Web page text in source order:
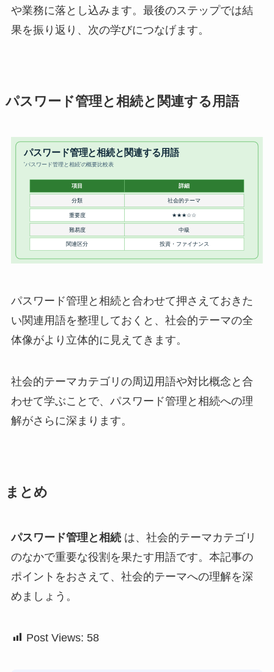
や業務に落とし込みます。最後のステップでは結
果を振り返り、次の学びにつなげます。
パスワード管理と相続と関連する用語
パスワード管理と相続と合わせて押さえておきた
い関連用語を整理しておくと、社会的テーマの全
体像がより立体的に見えてきます。
社会的テーマカテゴリの周辺用語や対比概念と合
わせて学ぶことで、パスワード管理と相続への理
解がさらに深まります。
まとめ
パスワード管理と相続は、社会的テーマカテゴリ
のなかで重要な役割を果たす用語です。本記事の
ポイントをおさえて、社会的テーマへの理解を深
めましょう。
Post Views: 58